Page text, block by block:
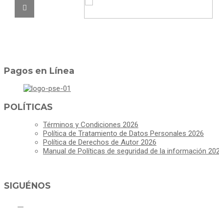
Pagos en Línea
POLÍTICAS
Términos y Condiciones 2026
Política de Tratamiento de Datos Personales 2026
Política de Derechos de Autor 2026
Manual de Políticas de seguridad de la información
SIGUÉNOS